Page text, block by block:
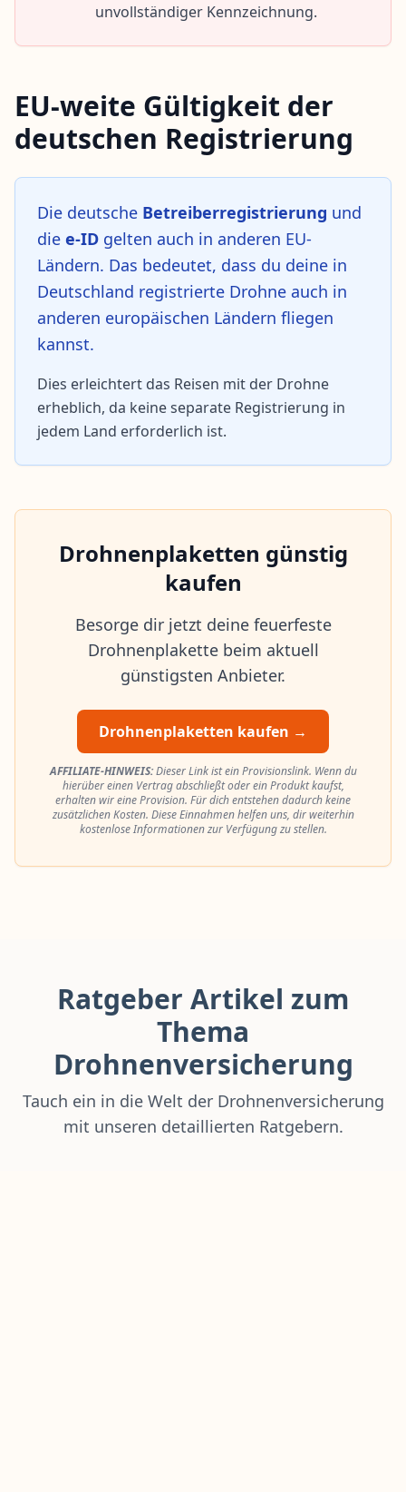
unvollständiger Kennzeichnung.
EU-weite Gültigkeit der
deutschen Registrierung
Die deutsche Betreiberregistrierung und
die e-ID gelten auch in anderen EU-
Ländern. Das bedeutet, dass du deine in
Deutschland registrierte Drohne auch in
anderen europäischen Ländern fliegen
kannst.
Dies erleichtert das Reisen mit der Drohne
erheblich, da keine separate Registrierung in
jedem Land erforderlich ist.
Drohnenplaketten günstig
kaufen
Besorge dir jetzt deine feuerfeste
Drohnenplakette beim aktuell
günstigsten Anbieter.
Drohnenplaketten kaufen →
AFFILIATE-HINWEIS:Dieser Link ist ein Provisionslink. Wenn du
hierüber einen Vertrag abschließt oder ein Produkt kaufst,
erhalten wir eine Provision. Für dich entstehen dadurch keine
zusätzlichen Kosten. Diese Einnahmen helfen uns, dir weiterhin
kostenlose Informationen zur Verfügung zu stellen.
Ratgeber Artikel zum
Thema
Drohnenversicherung
Tauch ein in die Welt der Drohnenversicherung
mit unseren detaillierten Ratgebern.